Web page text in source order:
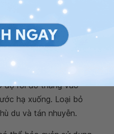
đã được sơ chế nấu
một lượng cam
sắc cam thảo lên
độ rồi đổ thẳng vào
hạ xuống. Loại bỏ
du và tán nhuyễn.